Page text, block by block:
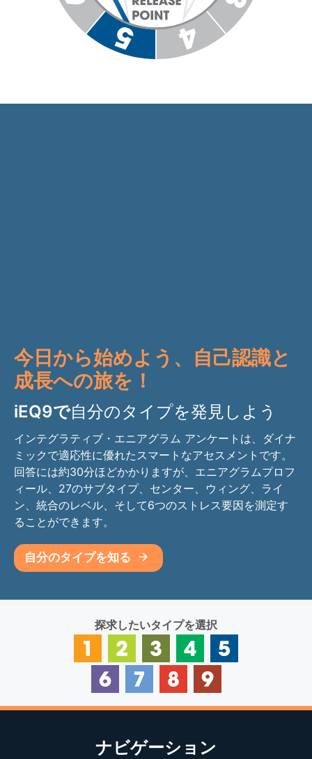
今日から始めよう、自己認識と
成長への旅を！
iEQ9で自分のタイプを発見しよう
インテグラティブ・エニアグラム アンケートは、ダイナ
ミックで適応性に優れたスマートなアセスメントです。
回答には約30分ほどかかりますが、エニアグラムプロフ
ィール、27のサブタイプ、センター、ウィング、ライ
ン、統合のレベル、そして6つのストレス要因を測定す
ることができます。
自分のタイプを知る
探求したいタイプを選択
ナビゲーション